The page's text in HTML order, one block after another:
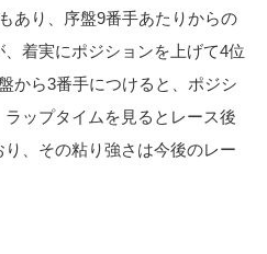
あり、序盤9番手あたりからの
着実にポジションを上げて4位
から3番手につけると、ポジシ
ップタイムを見るとレース後
、その粘り強さは今後のレー